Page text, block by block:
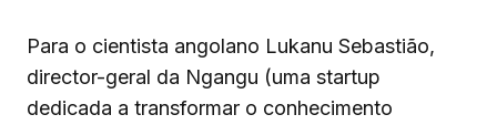
Para o cientista angolano Lukanu Sebastião,
director-geral da Ngangu (uma startup
dedicada a transformar o conhecimento